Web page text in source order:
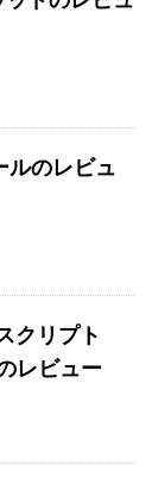
ルのレビュ
クリプト
レビュー